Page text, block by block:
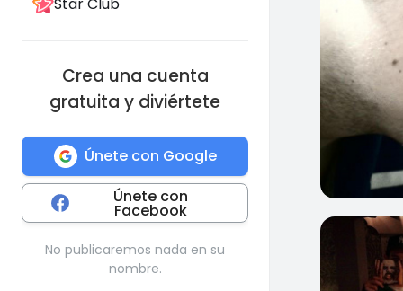
Crea una cuenta
gratuita y diviértete
Únete con Google
Únete con
Facebook
No publicaremos nada en su
nombre.